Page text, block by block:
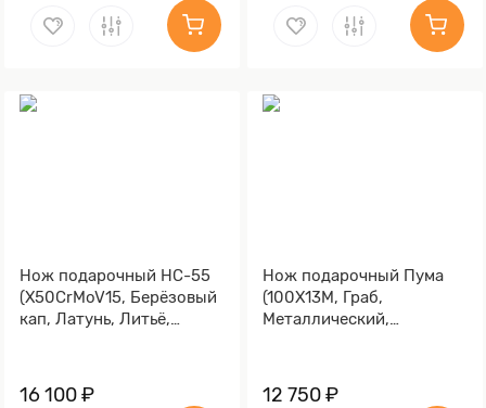
Нож подарочный НС-55
(X50CrMoV15, Берёзовый
кап, Латунь, Литьё,
16 100 ₽
Нож подарочный Пума
(100Х13М, Граб,
Металлический,
12 750 ₽